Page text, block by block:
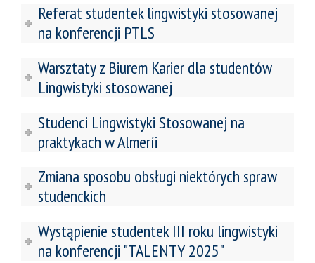
Referat studentek lingwistyki stosowanej
na konferencji PTLS
Warsztaty z Biurem Karier dla studentów
Lingwistyki stosowanej
Studenci Lingwistyki Stosowanej na
praktykach w Almeríi
Zmiana sposobu obsługi niektórych spraw
studenckich
Wystąpienie studentek III roku lingwistyki
na konferencji "TALENTY 2025"